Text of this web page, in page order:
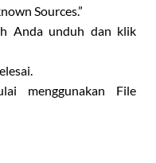
Sources.”
Anda unduh dan klik
menggunakan File